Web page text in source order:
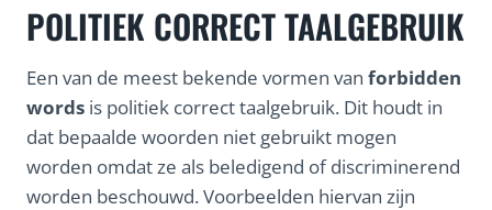
POLITIEK CORRECT TAALGEBRUIK
Een van de meest bekende vormen van forbidden
words is politiek correct taalgebruik. Dit houdt in
dat bepaalde woorden niet gebruikt mogen
worden omdat ze als beledigend of discriminerend
worden beschouwd. Voorbeelden hiervan zijn